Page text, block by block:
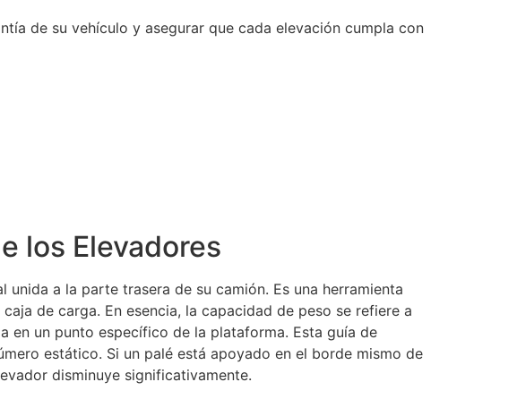
de su vehículo y asegurar que cada elevación cumpla con
los Elevadores
a la parte trasera de su camión. Es una herramienta
de carga. En esencia, la capacidad de peso se refiere a
en un punto específico de la plataforma. Esta guía de
estático. Si un palé está apoyado en el borde mismo de
disminuye significativamente.